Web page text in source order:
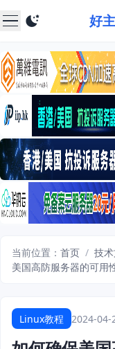
好
当前位置： 首页 / 技
美国高防服务器的可用
Linux教程 2024-04-